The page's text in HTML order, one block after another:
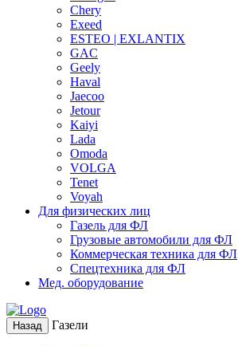
Chery
Exeed
ESTEO | EXLANTIX
GAC
Geely
Haval
Jaecoo
Jetour
Kaiyi
Lada
Omoda
VOLGA
Tenet
Voyah
Для физических лиц
Газель для ФЛ
Грузовые автомобили для ФЛ
Коммерческая техника для ФЛ
Спецтехника для ФЛ
Мед. оборудование
Назад Газели